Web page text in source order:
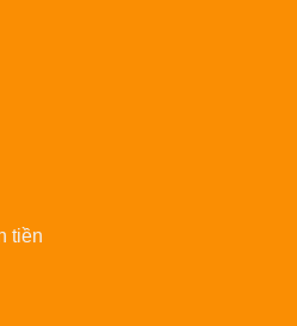
tiền